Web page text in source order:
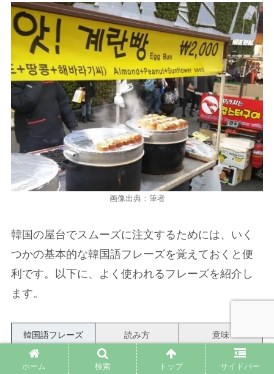
画像出典：筆者
韓国の屋台でスムーズに注文するためには、いく
つかの基本的な韓国語フレーズを覚えておくと便
利です。以下に、よく使われるフレーズを紹介し
ます。
韓国語フレーズ 読み方 意味
이거 주세요 イゴ ジュセヨ これをください
ホーム 検索 トップ サイドバー